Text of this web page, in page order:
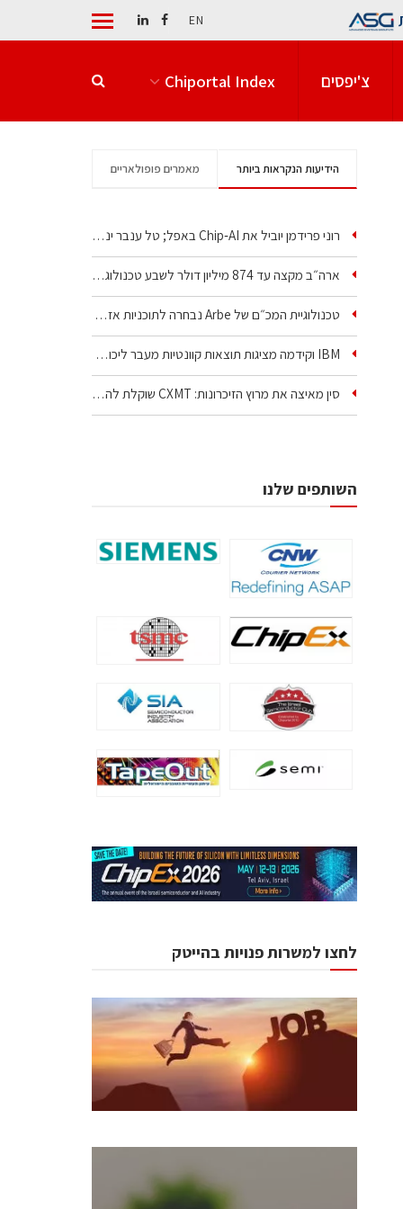
EN
צ'יפסים Chiportal Index
הידיעות הנקראות ביותר מאמרים פופולאריים
רוני פרידמן יוביל את Chip‑AI באפל; טל ענבר ינהל את…
ארה״ב מקצה עד 874 מיליון דולר לשבע טכנולוגיות שבבים…
טכנולוגיית המכ״ם של Arbe נבחרה לתוכניות אזרחיות וביטחוניות
IBM וקידמה מציגות תוצאות קוונטיות מעבר ליכולת…
סין מאיצה את מרוץ הזיכרונות: CXMT שוקלת להקים מפעל…
השותפים שלנו
לחצו למשרות פנויות בהייטק